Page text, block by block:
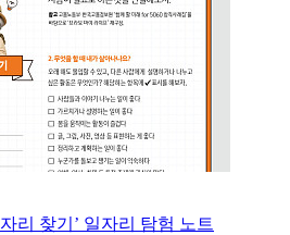
리 찾기’ 일자리 탐험 노트